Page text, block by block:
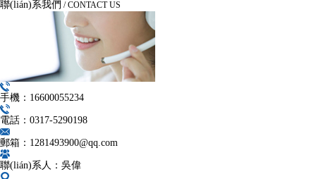
聯(lián)系我們 / CONTACT US
手機：16600055234
電話：0317-5290198
郵箱：1281493900@qq.com
聯(lián)系人：吳偉